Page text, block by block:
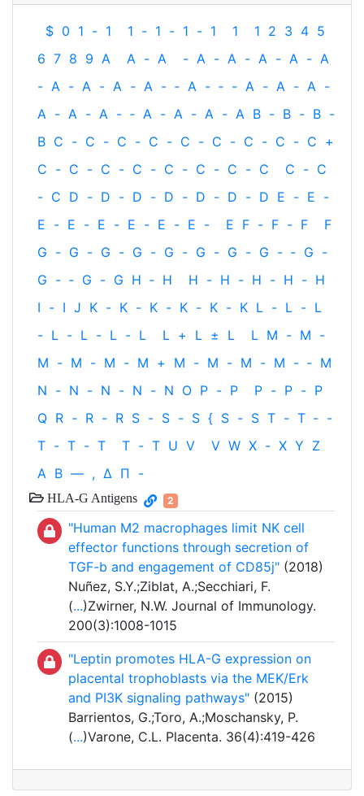
$ 0 1 - 1 1 - 1 - 1 - 1 1 1 2 3 4 5
6 7 8 9 A A - A - A - A - A - A - A
- A - A - A - A - ‐ A - ‐ - A - A - A -
A - A - A - ‐ A - A - A - A B - B - B -
B C - C - C - C - C - C - C - C - C +
C - C - C - C - C - C - C - C C - C
- C D - D - D - D - D - D - D E - E -
E - E - E - E - E - E - E F - F - F
F
G - G - G - G - G - G - G - G - ‐ G -
G - ‐ G - G H ‐ H H - H - H - H - H
I - I J K - K - K - K - K - K L - L - L
- L - L - L - L L + L ± L L M - M -
M - M - M - M + M - M - M - M - ‐ M
N - N - N - N - N O P - P P - P - P
Q R - R - R S - S - S { S - S T - T ‐ -
T - T - T T - T U V V W X - X Y Z
Α Β — , Δ Π -
HLA-G Antigens 2
"Human M2 macrophages limit NK cell
effector functions through secretion of
TGF-b and engagement of CD85j" (2018)
Nuñez, S.Y.;Ziblat, A.;Secchiari, F.
(...)Zwirner, N.W. Journal of Immunology.
200(3):1008-1015
"Leptin promotes HLA-G expression on
placental trophoblasts via the MEK/Erk
and PI3K signaling pathways" (2015)
Barrientos, G.;Toro, A.;Moschansky, P.
(...)Varone, C.L. Placenta. 36(4):419-426